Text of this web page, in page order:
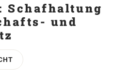
Schafhaltung
und